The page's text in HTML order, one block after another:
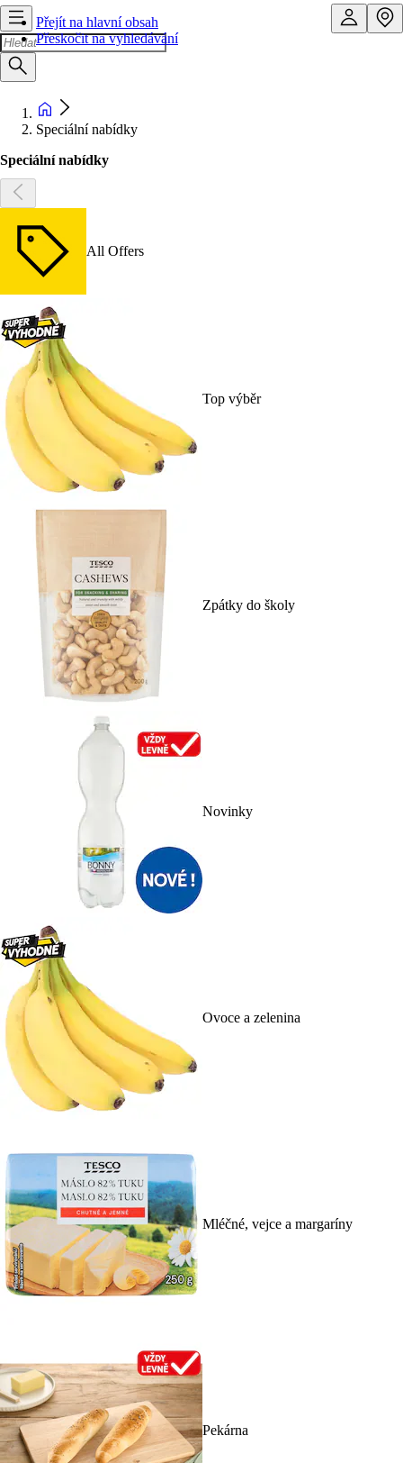
Přejít na hlavní obsah
Přeskočit na vyhledávání
Speciální nabídky
Speciální nabídky
All Offers
Top výběr
Zpátky do školy
Novinky
Ovoce a zelenina
Mléčné, vejce a margaríny
Pekárna